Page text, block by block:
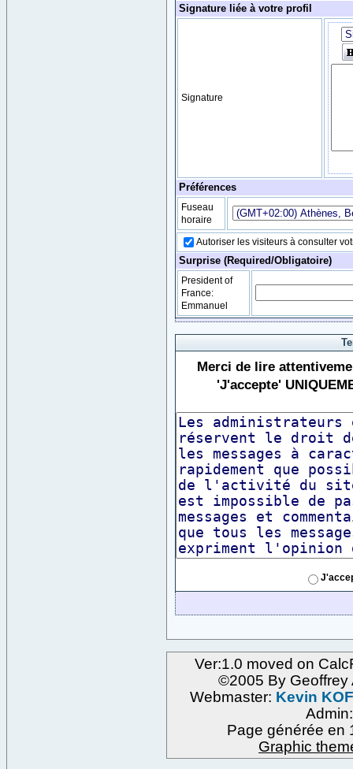
Signature liée à votre profil
Signature
Préférences
Fuseau
horaire
Autoriser les visiteurs à consulter
Surprise (Required/Obligatoire)
President of
France:
Emmanuel
Merci de lire
'J'accepte'
Ver:1.0 moved on
©2005 By Geoffrey
Webmaster: Kevin
Page générée en
Graphic